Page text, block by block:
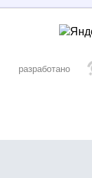
разработано